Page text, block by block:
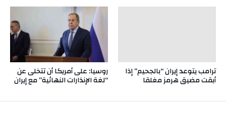
روسيا: على أمريكا أن تتخلى عن
“لغة الإنذارات النهائية” مع إيران
ترامب يتوعد إيران “بالجحيم” إذا
أبقت مضيق هرمز مغلقا